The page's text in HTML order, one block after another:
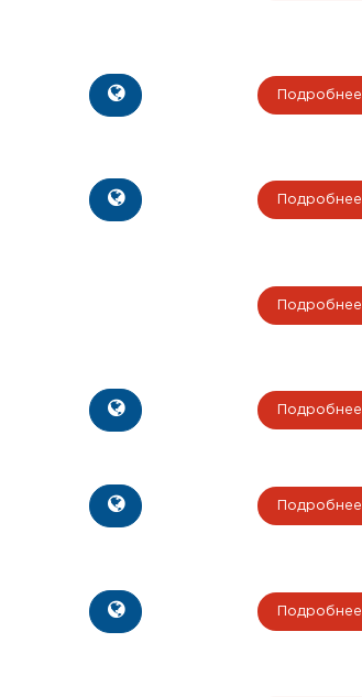
Подробнее
Подробнее
Подробнее
Подробнее
Подробнее
Подробнее